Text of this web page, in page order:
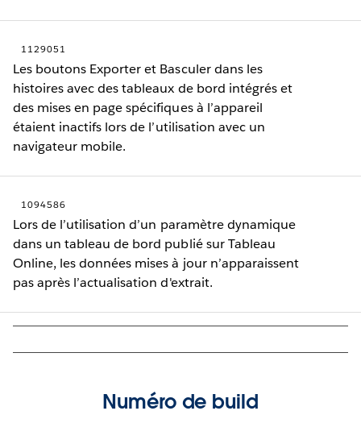
1129051
Les boutons Exporter et Basculer dans les
histoires avec des tableaux de bord intégrés et
des mises en page spécifiques à l’appareil
étaient inactifs lors de l’utilisation avec un
navigateur mobile.
1094586
Lors de l’utilisation d’un paramètre dynamique
dans un tableau de bord publié sur Tableau
Online, les données mises à jour n’apparaissent
pas après l’actualisation d'extrait.
Numéro de build